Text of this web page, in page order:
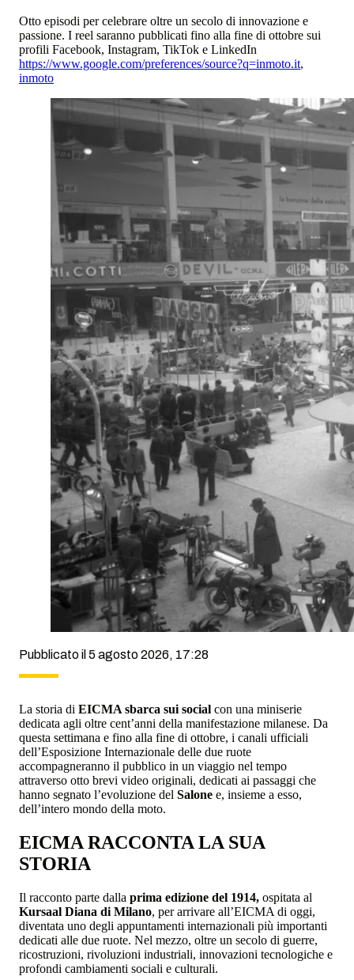
Otto episodi per celebrare oltre un secolo di innovazione e
passione. I reel saranno pubblicati fino alla fine di ottobre sui
profili Facebook, Instagram, TikTok e LinkedIn
https://www.google.com/preferences/source?q=inmoto.it,
inmoto
Pubblicato il 5 agosto 2026, 17:28
La storia di EICMA sbarca sui social con una miniserie
dedicata agli oltre cent’anni della manifestazione milanese. Da
questa settimana e fino alla fine di ottobre, i canali ufficiali
dell’Esposizione Internazionale delle due ruote
accompagneranno il pubblico in un viaggio nel tempo
attraverso otto brevi video originali, dedicati ai passaggi che
hanno segnato l’evoluzione del Salone e, insieme a esso,
dell’intero mondo della moto.
EICMA RACCONTA LA SUA
STORIA
Il racconto parte dalla prima edizione del 1914, ospitata al
Kursaal Diana di Milano, per arrivare all’EICMA di oggi,
diventata uno degli appuntamenti internazionali più importanti
dedicati alle due ruote. Nel mezzo, oltre un secolo di guerre,
ricostruzioni, rivoluzioni industriali, innovazioni tecnologiche e
profondi cambiamenti sociali e culturali.